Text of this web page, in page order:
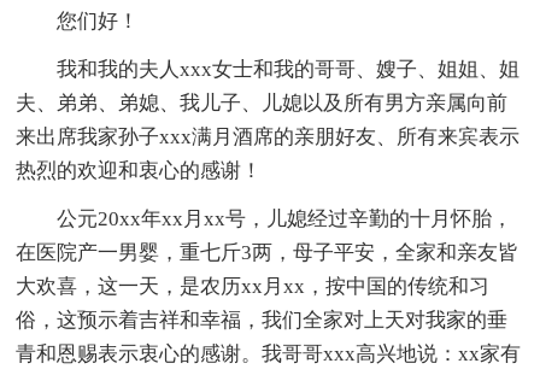
您们好！
我和我的夫人xxx女士和我的哥哥、嫂子、姐姐、姐
夫、弟弟、弟媳、我儿子、儿媳以及所有男方亲属向前
来出席我家孙子xxx满月酒席的亲朋好友、所有来宾表示
热烈的欢迎和衷心的感谢！
公元20xx年xx月xx号，儿媳经过辛勤的十月怀胎，
在医院产一男婴，重七斤3两，母子平安，全家和亲友皆
大欢喜，这一天，是农历xx月xx，按中国的传统和习
俗，这预示着吉祥和幸福，我们全家对上天对我家的垂
青和恩赐表示衷心的感谢。我哥哥xxx高兴地说：xx家有